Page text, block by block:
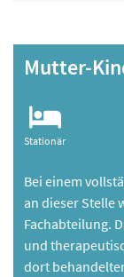
Mutter-
Stationär
Bei einem
an dieser Stelle
Fachabteilung.
und
dort